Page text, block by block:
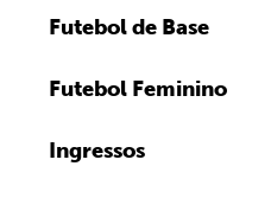
Futebol de Base
Futebol Feminino
Ingressos